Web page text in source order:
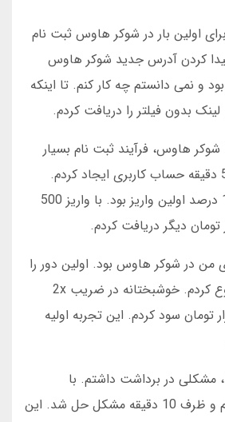
من در دسامبر 2024 برای اولین بار در شوکر هاوس ثبت نام
کردن آدرس جدید شوکر هاوس
و نمی دانستم چه کار کنم. تا اینکه
لینک بدون فیلتر را دریافت کردم.
هاوس، فرآیند ثبت نام بسیار
ساده بود. در کمتر از 5 دقیقه حساب کاربری ایجاد کردم.
اولین بونوس من 100 درصد اولین واریز بود. با واریز 500
من در شوکر هاوس بود. اولین دور را
با 50 هزار تومان شروع کردم. خوشبختانه در ضریب 2x
شدم و 100 هزار تومان سود کردم. این تجربه اولیه
در ماه فروردین 1403، مشکلی در برداشت داشتم. با
پشتیبانی تماس گرفتم و ظرف 10 دقیقه مشکل حل شد. این